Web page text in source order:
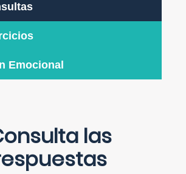
Emocional
las